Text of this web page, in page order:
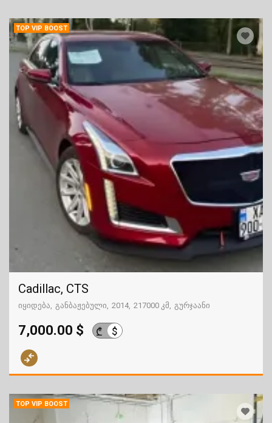
TOP VIP BOOST
Cadillac, CTS
იყიდება განბაჟებული 2014 217000 კმ გურჯაანი
7,000.00 $ ₾ $
TOP VIP BOOST